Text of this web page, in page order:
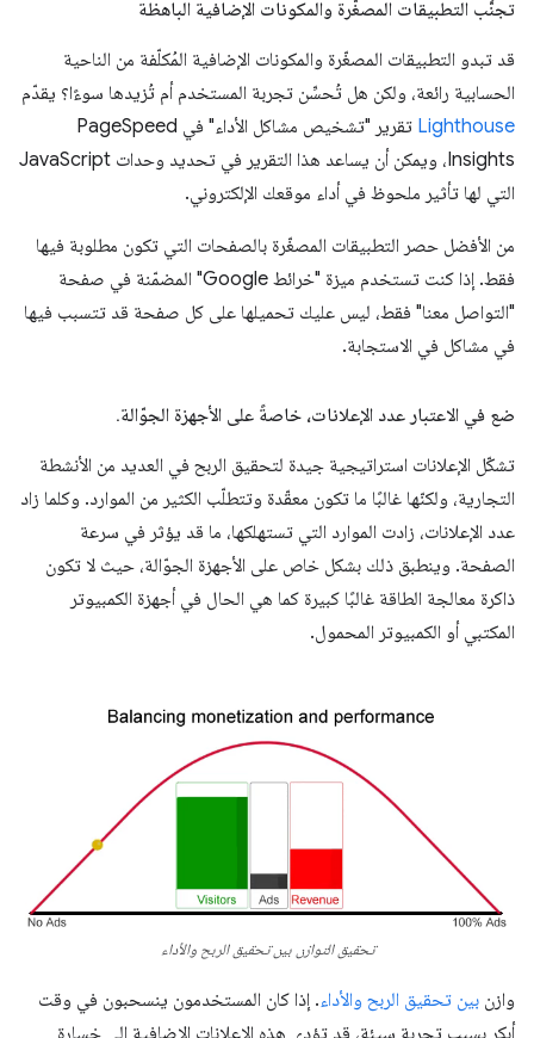
تجنُّب التطبيقات المصغّرة والمكونات الإضافية الباهظة
قد تبدو التطبيقات المصغّرة والمكونات الإضافية المُكلّفة من الناحية
الحسابية رائعة، ولكن هل تُحسِّن تجربة المستخدم أم تُزيدها سوءًا؟ يقدّم
Lighthouse
تقرير "تشخيص مشاكل الأداء" في PageSpeed
Insights، ويمكن أن يساعد هذا التقرير في تحديد وحدات JavaScript
التي لها تأثير ملحوظ في أداء موقعك الإلكتروني.
من الأفضل حصر التطبيقات المصغّرة بالصفحات التي تكون مطلوبة فيها
فقط. إذا كنت تستخدم ميزة "خرائط Google" المضمّنة في صفحة
"التواصل معنا" فقط، ليس عليك تحميلها على كل صفحة قد تتسبب فيها
في مشاكل في الاستجابة.
ضع في الاعتبار عدد الإعلانات، خاصةً على الأجهزة الجوّالة.
تشكّل الإعلانات استراتيجية جيدة لتحقيق الربح في العديد من الأنشطة
التجارية، ولكنّها غالبًا ما تكون معقّدة وتتطلّب الكثير من الموارد. وكلما زاد
عدد الإعلانات، زادت الموارد التي تستهلكها، ما قد يؤثر في سرعة
الصفحة. وينطبق ذلك بشكل خاص على الأجهزة الجوّالة، حيث لا تكون
ذاكرة معالجة الطاقة غالبًا كبيرة كما هي الحال في أجهزة الكمبيوتر
المكتبي أو الكمبيوتر المحمول.
تحقيق التوازن بين تحقيق الربح والأداء
وازن بين تحقيق الربح والأداء. إذا كان المستخدمون ينسحبون في وقت
أبكر بسبب تجربة سيئة، قد تؤدي هذه الإعلانات الإضافية إلى خسارة